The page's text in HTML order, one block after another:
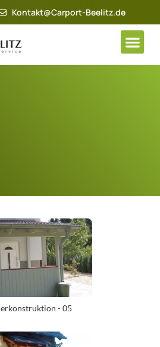
Kontakt@Carport-Beelitz.de